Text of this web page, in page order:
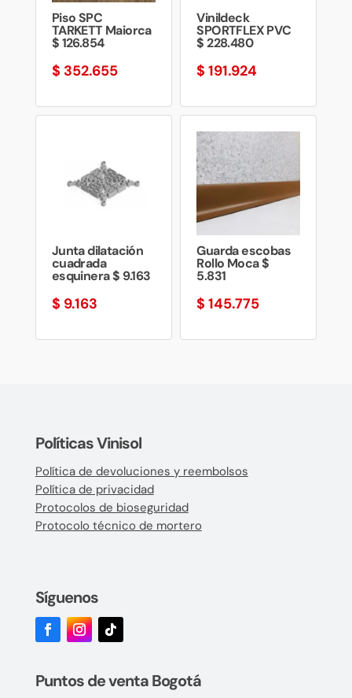
Piso SPC
TARKETT Maiorca
$ 126.854
$ 352.655
Vinildeck
SPORTFLEX PVC
$ 228.480
$ 191.924
Junta dilatación
cuadrada
esquinera $ 9.163
$ 9.163
Guarda escobas
Rollo Moca $
5.831
$ 145.775
Políticas Vinisol
Política de devoluciones y reembolsos
Política de privacidad
Protocolos de bioseguridad
Protocolo técnico de mortero
Síguenos
Puntos de venta Bogotá